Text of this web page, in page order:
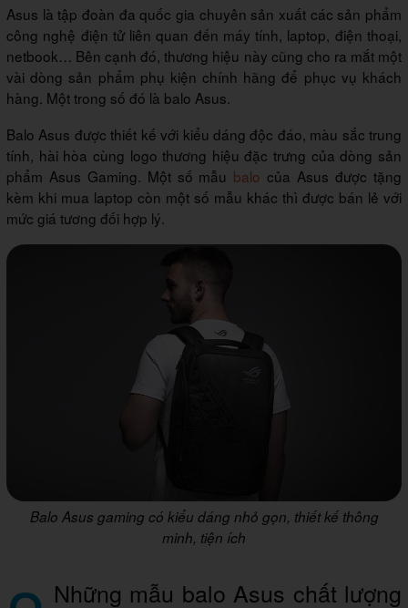
Asus là tập đoàn đa quốc gia chuyên sản xuất các sản phẩm
công nghệ điện tử liên quan đến máy tính, laptop, điện thoại,
netbook… Bên cạnh đó, thương hiệu này cũng cho ra mắt một
vài dòng sản phẩm phụ kiện chính hãng để phục vụ khách
hàng. Một trong số đó là balo Asus.
Balo Asus được thiết kế với kiểu dáng độc đáo, màu sắc trung
tính, hài hòa cùng logo thương hiệu đặc trưng của dòng sản
phẩm Asus Gaming. Một số mẫu balo của Asus được tặng
kèm khi mua laptop còn một số mẫu khác thì được bán lẻ với
mức giá tương đối hợp lý.
Balo Asus gaming có kiểu dáng nhỏ gọn, thiết kế thông
minh, tiện ích
Những mẫu balo Asus chất lượng